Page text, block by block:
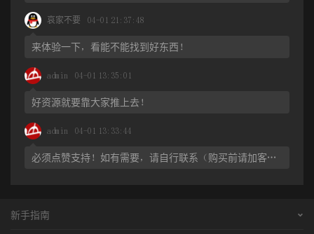
神 (魂气) 。
人先起床出门, 她走后其夫也起来出去了。女人回来时, 见丈夫还在
床上熟睡。但过一会儿, 仆人从外面进来对她说:“主人要镜子用。”女
也奇怪, 出去把她丈夫叫了回来。夫妇二人大惊, 仔细一看, 床上睡觉
的丈夫与外面进来的丈夫一模一样, 于是怀疑是他的灵魂, 不敢惊动
人死之后的灵魂之说, 大多数人都认为人只有一个灵魂, 但彝族
哀家不要 04-01 21:37:48
来体验一下，看能不能找到好东西！
admin 04-01 13:35:01
好资源就要靠大家推上去！
admin 04-01 13:33:44
必须点赞支持！如有需要，请自行联系（购买前请加客服微信cmy8270了解详情）！
新手指南